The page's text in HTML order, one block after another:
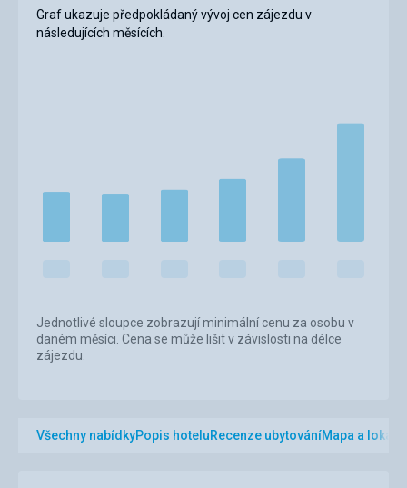
Graf ukazuje předpokládaný vývoj cen zájezdu v
následujících měsících.
Jednotlivé sloupce zobrazují minimální cenu za osobu v
daném měsíci. Cena se může lišit v závislosti na délce
zájezdu.
Všechny nabídkyPopis hoteluRecenze ubytováníMapa a